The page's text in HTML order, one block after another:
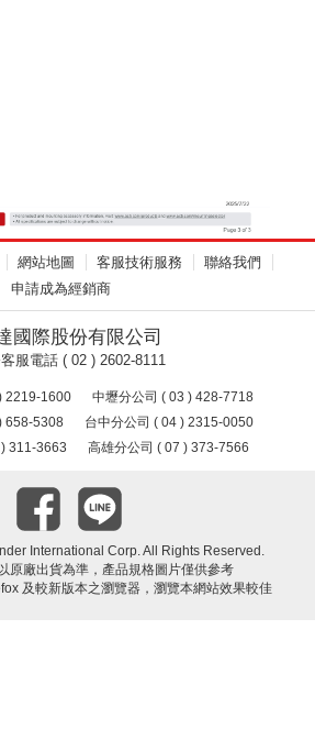
網站地圖 客服技術服務
聯絡我們
申請成為經銷商
國際股份有限公司
服電話 ( 02 ) 2602-8111
2219-1600
中壢分公司 ( 03 ) 428-7718
658-5308
台中分公司 ( 04 ) 2315-0050
311-3663
高雄分公司 ( 07 ) 373-7566
International Corp. All Rights Reserved.
原廠出貨為準，產品規格圖片僅供參考
及較新版本之瀏覽器，瀏覽本網站效果較佳